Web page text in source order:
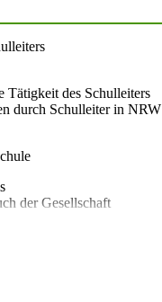
Tätigkeit des Schulleiters
durch Schulleiter in NRW
der Gesellschaft